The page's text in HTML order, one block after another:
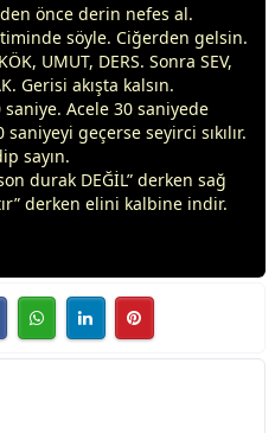
önce derin nefes al.
söyle. Ciğerden gelsin.
UMUT, DERS. Sonra SEV,
Gerisi akışta kalsın.
Acele 30 saniyede
geçerse seyirci sıkılır.
sayın.
durak DEĞİL” derken sağ
derken elini kalbine indir.